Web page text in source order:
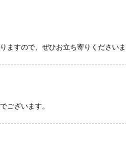
ますので、ぜひお立ち寄りください
ございます。